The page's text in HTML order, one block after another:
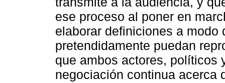
ese proceso al poner en
elaborar definiciones a
pretendidamente puedan
que ambos actores, políticos
negociación continua acerca